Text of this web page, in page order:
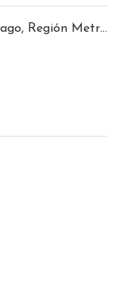
Metropolitana, Chile